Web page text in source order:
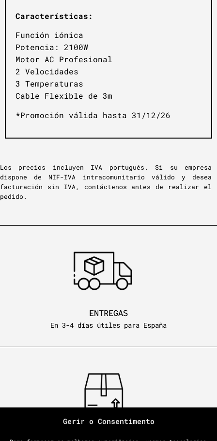
Gerir o Consentimento
Características:
Función iónica
Potencia: 2100W
Motor AC Profesional
2 Velocidades
3 Temperaturas
Cable Flexible de 3m
*Promoción válida hasta 31/12/26
Los precios incluyen IVA portugués. Si su empresa
dispone de NIF-IVA intracomunitario válido y desea
facturación sin IVA, contáctenos antes de realizar el
pedido.
ENTREGAS
En 3-4 días útiles para España